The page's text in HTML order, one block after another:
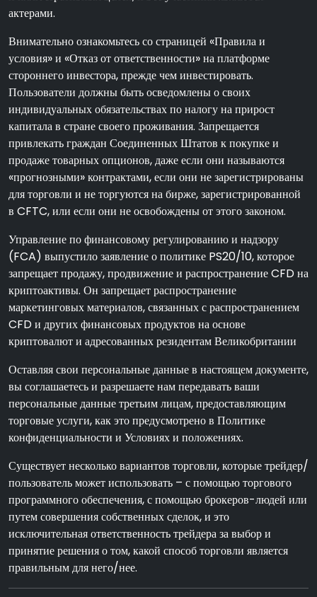
актерами.
Внимательно ознакомьтесь со страницей «Правила и
условия» и «Отказ от ответственности» на платформе
стороннего инвестора, прежде чем инвестировать.
Пользователи должны быть осведомлены о своих
индивидуальных обязательствах по налогу на прирост
капитала в стране своего проживания. Запрещается
привлекать граждан Соединенных Штатов к покупке и
продаже товарных опционов, даже если они называются
«прогнозными» контрактами, если они не зарегистрированы
для торговли и не торгуются на бирже, зарегистрированной
в CFTC, или если они не освобождены от этого законом.
Управление по финансовому регулированию и надзору
(FCA) выпустило заявление о политике PS20/10, которое
запрещает продажу, продвижение и распространение CFD на
криптоактивы. Он запрещает распространение
маркетинговых материалов, связанных с распространением
CFD и других финансовых продуктов на основе
криптовалют и адресованных резидентам Великобритании
Оставляя свои персональные данные в настоящем документе,
вы соглашаетесь и разрешаете нам передавать ваши
персональные данные третьим лицам, предоставляющим
торговые услуги, как это предусмотрено в Политике
конфиденциальности и Условиях и положениях.
Существует несколько вариантов торговли, которые трейдер/
пользователь может использовать – с помощью торгового
программного обеспечения, с помощью брокеров-людей или
путем совершения собственных сделок, и это
исключительная ответственность трейдера за выбор и
принятие решения о том, какой способ торговли является
правильным для него/нее.